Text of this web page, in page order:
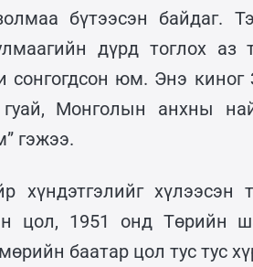
бүтээсэн байдаг.
дүрд тоглох аз
сонгогдсон юм. Энэ киног
Монголын анхны
гэжээ.
хүндэтгэлийг хүлээсэн
цол, 1951 онд Төрийн
баатар цол тус тус